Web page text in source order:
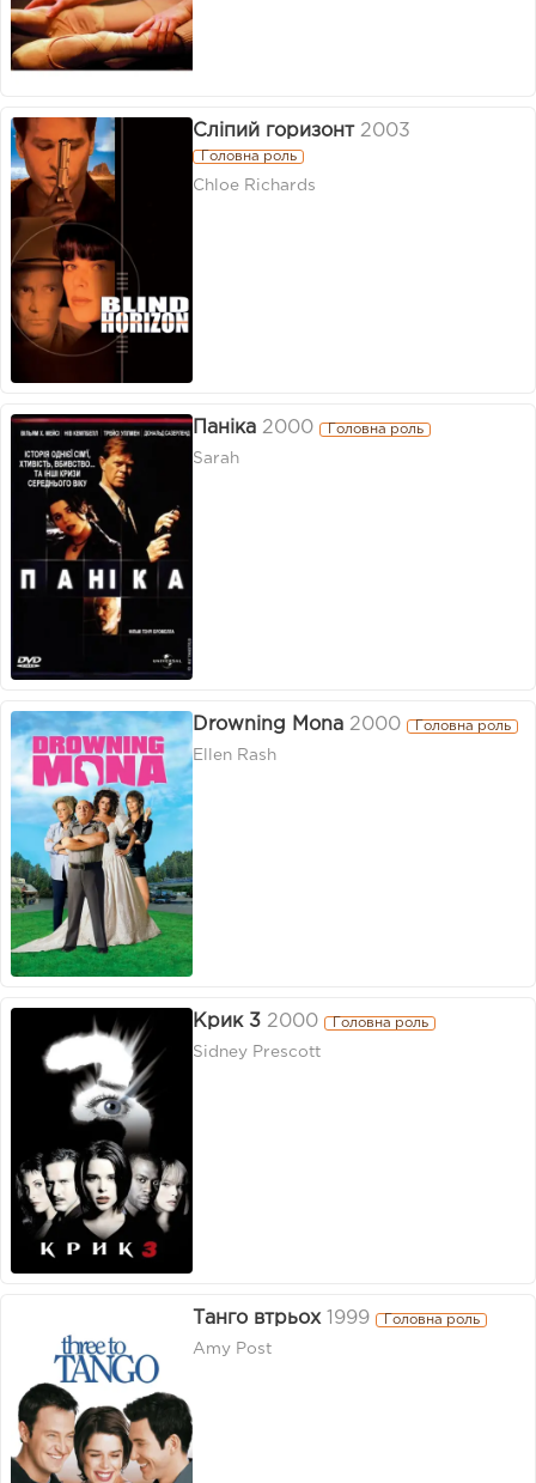
Сліпий горизонт 2003
Головна роль
Chloe Richards
Паніка 2000 Головна роль
Sarah
Drowning Mona 2000 Головна роль
Ellen Rash
Крик 3 2000 Головна роль
Sidney Prescott
Танго втрьох 1999 Головна роль
Amy Post